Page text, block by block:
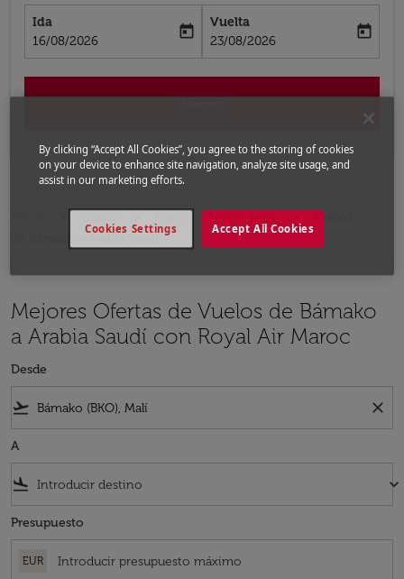
Ida
fc-booking-departure-date-aria-label
16/08/2026
today
Vuelta
fc-booking-return-date-aria-label
23/08/2026
today
Vuelos a Arabia Saudí
Vuelos
Mejores Ofertas de Vuelos de Bámako
a Arabia Saudí con Royal Air Maroc
Desde
flight_takeoff close
A
flight_land keyboard_arrow_down
Presupuesto
EUR
By clicking “Accept All Cookies”, you agree to the storing of cookies
on your device to enhance site navigation, analyze site usage, and
assist in our marketing efforts.
Accept All Cookies
Cookies Settings